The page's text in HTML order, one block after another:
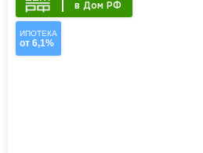
в Дом РФ
ИПОТЕКА
от 6,1%